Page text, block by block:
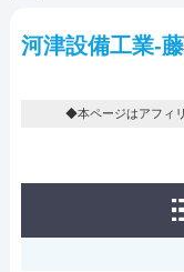
河津設備工業-
◆本ページはアフィ